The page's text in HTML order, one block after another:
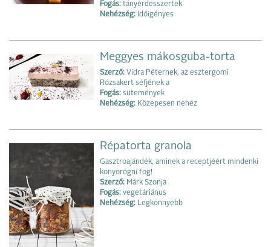
Fogás: tányérdesszertek
Nehézség: Időigényes
Meggyes mákosguba-torta
Szerző: Vidra Péternek, az esztergomi
Rózsakert séfjének a
Fogás: sütemények
Nehézség: Közepesen nehéz
Répatorta granola
Gasztroajándék, aminek a receptjéért mindenki
könyörögni fog!
Szerző: Márk Szonja
Fogás: vegetáriánus
Nehézség: Legkönnyebb